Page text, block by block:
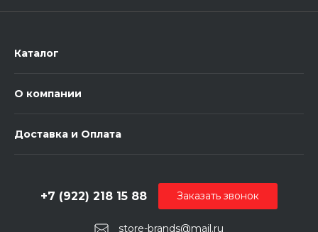
Каталог
О компании
Доставка и Оплата
store-brands@mail.ru
+7 (922) 218 15 88 Заказать звонок